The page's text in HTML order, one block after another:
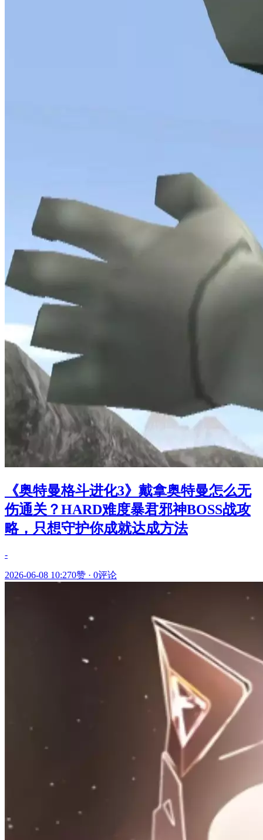
《奥特曼格斗进化3》戴拿奥特曼怎么无
伤通关？HARD难度暴君邪神BOSS战攻
略，只想守护你成就达成方法
-
2026-06-08 10:270赞 · 0评论